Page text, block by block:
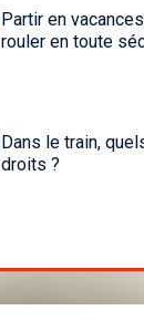
Partir en
rouler en toute
Dans le train,
droits ?